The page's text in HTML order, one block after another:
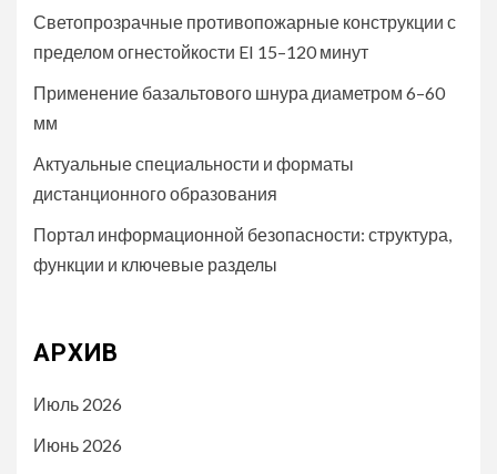
Светопрозрачные противопожарные конструкции с
пределом огнестойкости EI 15–120 минут
Применение базальтового шнура диаметром 6–60
мм
Актуальные специальности и форматы
дистанционного образования
Портал информационной безопасности: структура,
функции и ключевые разделы
АРХИВ
Июль 2026
Июнь 2026